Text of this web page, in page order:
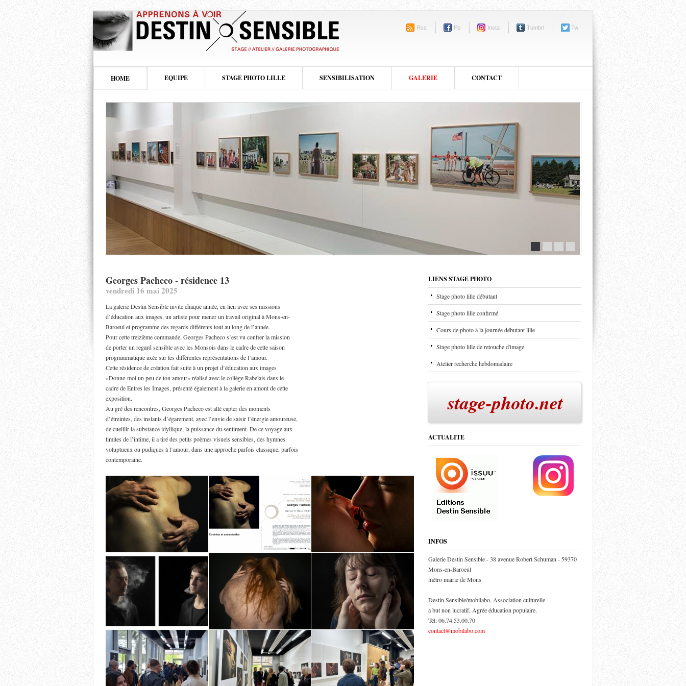
Rss Fb Insta Tumbrl Tw
HOME EQUIPE STAGE PHOTO LILLE SENSIBILISATION GALERIE CONTACT
Georges Pacheco - résidence 13
vendredi 16 mai 2025
La galerie Destin Sensible invite chaque année, en lien avec ses missions
d’éducation aux images, un artiste pour mener un travail original à Mons-en-
Baroeul et programme des regards différents tout au long de l’année.
Pour cette treizième commande, Georges Pacheco s’est vu confier la mission
de porter un regard sensible avec les Monsois dans le cadre de cette saison
programmatique axée sur les différentes représentations de l’amour.
Cette résidence de création fait suite à un projet d’éducation aux images
«Donne-moi un peu de ton amour» réalisé avec le collège Rabelais dans le
cadre de Entres les Images, présenté également à la galerie en amont de cette
exposition.
Au gré des rencontres, Georges Pacheco est allé capter des moments
d’étreintes, des instants d’égarement, avec l’envie de saisir l’énergie amoureuse,
de cueillir la substance idyllique, la puissance du sentiment. De ce voyage aux
limites de l’intime, il a tiré des petits poèmes visuels sensibles, des hymnes
voluptueux ou pudiques à l’amour, dans une approche parfois classique, parfois
contemporaine.
LIENS STAGE PHOTO
Stage photo lille débutant
Stage photo lille confirmé
Cours de photo à la journée débutant lille
Stage photo lille de retouche d'image
Atelier recherche hebdomadaire
stage-photo.net
ACTUALITE
INFOS
Galerie Destin Sensible - 38 avenue Robert Schuman - 59370
Mons-en-Baroeul
métro mairie de Mons
Destin Sensible/mobilabo, Association culturelle
à but non lucratif, Agrée éducation populaire.
Tél: 06.74.53.00.70
contact@mobilabo.com